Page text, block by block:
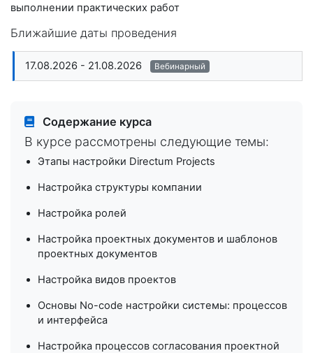
выполнении практических работ
Ближайшие даты проведения
17.08.2026 - 21.08.2026 Вебинарный
Содержание курса
В курсе рассмотрены следующие темы:
Этапы настройки Directum Projects
Настройка структуры компании
Настройка ролей
Настройка проектных документов и шаблонов
проектных документов
Настройка видов проектов
Основы No-code настройки системы: процессов
и интерфейса
Настройка процессов согласования проектной